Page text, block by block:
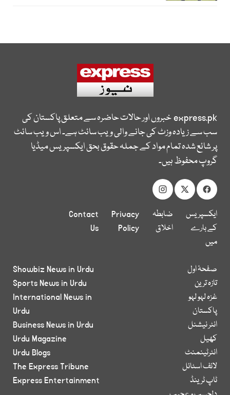
express.pkخبروں اور حالات حاضرہ سے متعلق پاکستان کی
سب سے زیادہ وزٹ کی جانے والی ویب سائٹ ہے۔ اس ویب سائٹ
پر شائع شدہ تمام مواد کے جملہ حقوق بحق ایکسپریس میڈیا
گروپ محفوظ ہیں۔
ایکسپریس
کے بارے
میں
ضابطہ
اخلاق
Privacy
Policy
Contact
Us
صفحۂ اول
تازہ ترین
غزہ لہو لہو
پاکستان
انٹر نیشنل
کھیل
انٹرٹینمنٹ
لائف اسٹائل
ٹاپ ٹرینڈ
Showbiz News in Urdu
Sports News in Urdu
International News in
Urdu
Business News in Urdu
Urdu Magazine
Urdu Blogs
The Express Tribune
Express Entertainment